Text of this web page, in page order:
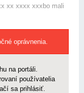
xx xxxx xxxbo mali
oprávnenia.
na portáli.
používatelia
sa prihlásiť.